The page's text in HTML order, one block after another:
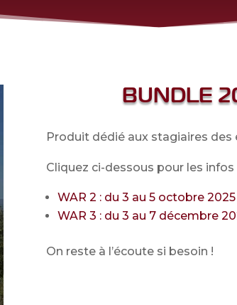
BUNDLE
Produit dédié aux stagiaires des
Cliquez ci-dessous pour les
WAR 2 : du 3 au 5 octobre 2025
WAR 3 : du 3 au 7 décembre
On reste à l’écoute si besoin !